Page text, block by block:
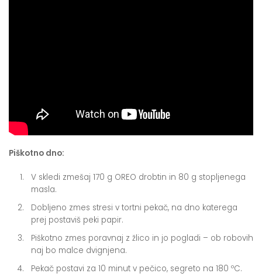
Piškotno dno:
V skledi zmešaj 170 g OREO drobtin in 80 g stopljenega
masla.
Dobljeno zmes stresi v tortni pekač, na dno katerega
prej postaviš peki papir.
Piškotno zmes poravnaj z žlico in jo pogladi – ob robovih
naj bo malce dvignjena.
Pekač postavi za 10 minut v pečico, segreto na 180 ºC.